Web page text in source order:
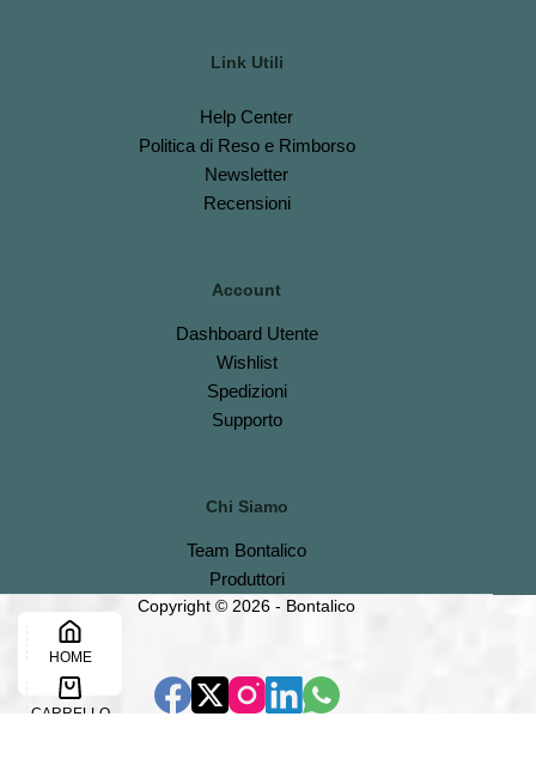
Link Utili
Help Center
Politica di Reso e Rimborso
Newsletter
Recensioni
Account
DashboardUtente
Wishlist
Spedizioni
Supporto
Chi Siamo
Team Bontalico
Produttori
Copyright © 2026 - Bontalico
HOME
CARRELLO